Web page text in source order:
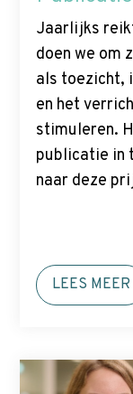
Jaarlijks
doen we om
als toezicht,
en het
stimuleren.
publicatie in
naar deze
LEES MEER